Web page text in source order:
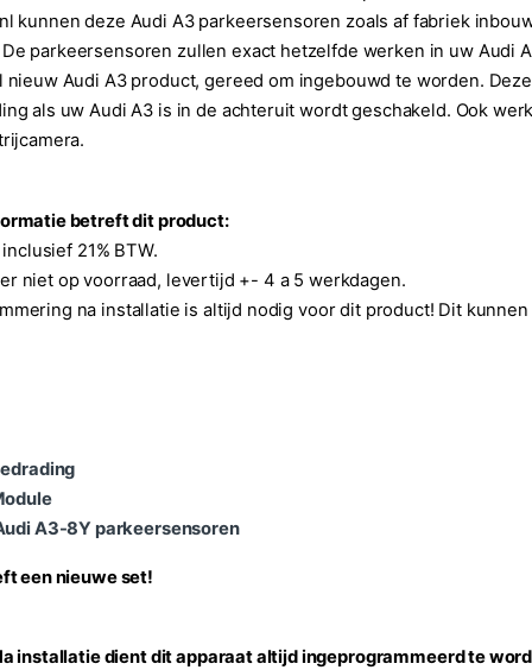
kunnen deze Audi A3 parkeersensoren zoals af fabriek
parkeersensoren zullen exact hetzelfde werken in uw Audi
nieuw Audi A3 product, gereed om ingebouwd te worden.
als uw Audi A3 is in de achteruit wordt geschakeld. Ook
betreft dit product:
21% BTW.
niet op voorraad, levertijd +- 4 a 5 werkdagen.
na installatie is altijd nodig voor dit product! Dit
A3-8Y parkeersensoren
een nieuwe set!
installatie dient dit apparaat altijd ingeprogrammeerd te